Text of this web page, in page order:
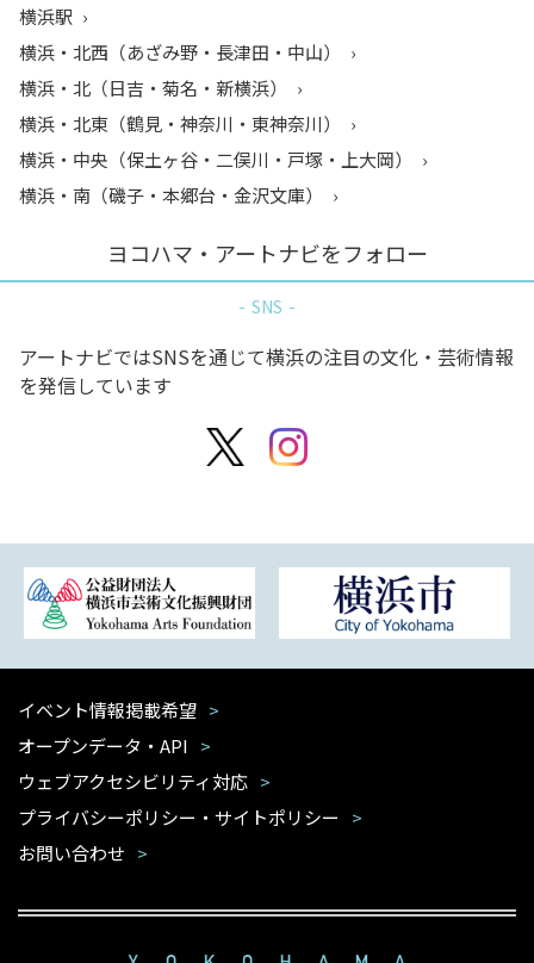
横浜駅
横浜・北西（あざみ野・長津田・中山）
横浜・北（日吉・菊名・新横浜）
横浜・北東（鶴見・神奈川・東神奈川）
横浜・中央（保土ヶ谷・二俣川・戸塚・上大岡）
横浜・南（磯子・本郷台・金沢文庫）
ヨコハマ・アートナビをフォロー
SNS
アートナビではSNSを通じて横浜の注目の文化・芸術情報
を発信しています
イベント情報掲載希望
オープンデータ・API
ウェブアクセシビリティ対応
プライバシーポリシー・サイトポリシー
お問い合わせ